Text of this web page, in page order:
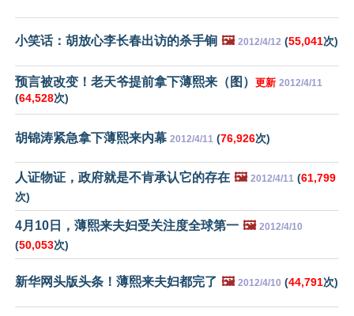
小笑话：胡放心李长春出访的杀手锏 🖼️ 2012/4/12 (55,041次)
预言被改变！老天爷提前拿下薄熙来（图） 更新 2012/4/11
(64,528次)
胡锦涛紧急拿下薄熙来内幕 2012/4/11 (76,926次)
人证物证，政府就是不肯承认它的存在 🖼️ 2012/4/11 (61,799
次)
4月10日，薄熙来夫妇受关注度全球第一 🖼️ 2012/4/10
(50,053次)
新华网头版头条！薄熙来夫妇都完了 🖼️ 2012/4/10 (44,791次)